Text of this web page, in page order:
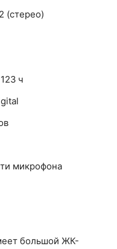
(стерео)
ч
микрофона
большой ЖК-